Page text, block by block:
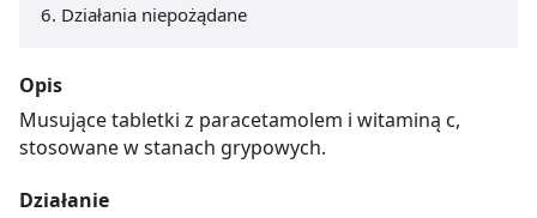
Działania niepożądane
Opis
Musujące tabletki z paracetamolem i witaminą c,
stosowane w stanach grypowych.
Działanie